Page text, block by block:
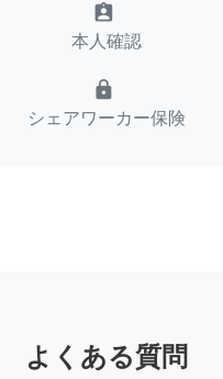
assignment_ind
本人確認
lock
シェアワーカー保険
よくある質問